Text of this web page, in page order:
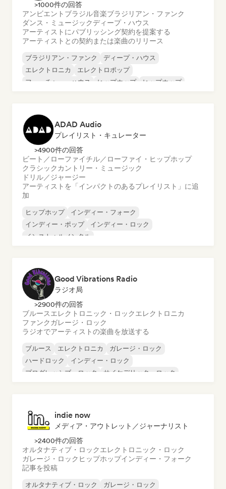
>1000件の回答
アンビエント ブラジル音楽ブラジリアン・ファンク
ダンス・ミュージックディープ・ハウス
アーティストにパブリッシング契約を提案する
アーティストとの契約または楽曲のリリース
ブラジリアン・ファンク
ディープ・ハウス
エレクトロニカ
エレクトロポップ
フューチャー・ハウス
ヒップホップ
ヒップホップ
ADAD Audio
プレイリスト・キュレーター
>4900件の回答
ビート／ローファイチル／ローファイ・ヒップホップ
クラシック カントリー・ミュージック
ドリル／ジャージー
アーティストを「インパクトのあるプレイリスト」に追
加
ヒップホップ
インディー・フォーク
インディー・ポップ
インディー・ロック
インストゥルメンタル
Good Vibrations Radio
ラジオ局
>2900件の回答
ブルースエレクトロニック・ロックエレクトロニカ
ファンクガレージ・ロック
ラジオでアーティストの楽曲を放送する
ブルース エレクトロニカ
ガレージ・ロック
ハードロック
インディー・ロック
プログレッシブ・ロック
サイケデリック・ロック
indie now
メディア・アウトレット／ジャーナリスト
>2400件の回答
オルタナティブ・ロックエレクトロニック・ロック
ガレージ・ロック ヒップホップインディー・フォーク
記事を投稿
オルタナティブ・ロック
ガレージ・ロック